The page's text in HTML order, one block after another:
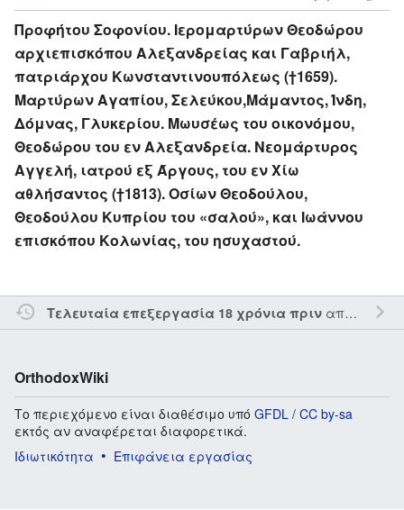
Προφήτου Σοφονίου. Ιερομαρτύρων Θεοδώρου
αρχιεπισκόπου Αλεξανδρείας και Γαβριήλ,
πατριάρχου Κωνσταντινουπόλεως (†1659).
Μαρτύρων Αγαπίου, Σελεύκου,Μάμαντος, Ίνδη,
Δόμνας, Γλυκερίου. Μωυσέως του οικονόμου,
Θεοδώρου του εν Αλεξανδρεία. Νεομάρτυρος
Αγγελή, ιατρού εξ Άργους, του εν Χίω
αθλήσαντος (†1813). Οσίων Θεοδούλου,
Θεοδούλου Κυπρίου του «σαλού», και Ιωάννου
επισκόπου Κολωνίας, του ησυχαστού.
Τελευταία επεξεργασία 18 χρόνια πριναπό τον την
OrthodoxWiki
Το περιεχόμενο είναι διαθέσιμο υπό GFDL / CC by-sa
εκτός αν αναφέρεται διαφορετικά.
Ιδιωτικότητα
Επιφάνεια εργασίας